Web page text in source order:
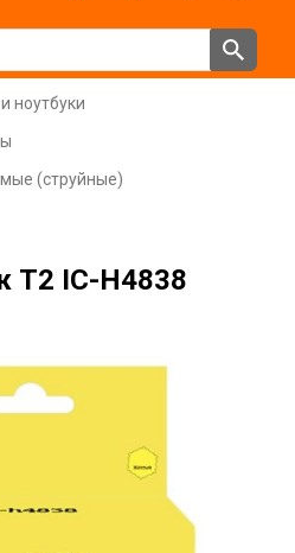
ноутбуки
(струйные)
T2 IC-H4838